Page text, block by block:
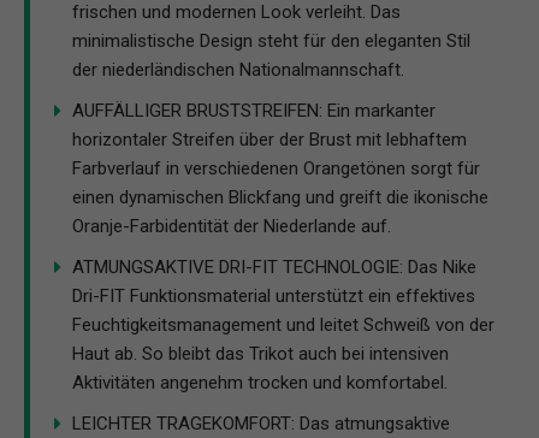
frischen und modernen Look verleiht. Das
minimalistische Design steht für den eleganten Stil
der niederländischen Nationalmannschaft.
AUFFÄLLIGER BRUSTSTREIFEN: Ein markanter
horizontaler Streifen über der Brust mit lebhaftem
Farbverlauf in verschiedenen Orangetönen sorgt für
einen dynamischen Blickfang und greift die ikonische
Oranje-Farbidentität der Niederlande auf.
ATMUNGSAKTIVE DRI-FIT TECHNOLOGIE: Das Nike
Dri-FIT Funktionsmaterial unterstützt ein effektives
Feuchtigkeitsmanagement und leitet Schweiß von der
Haut ab. So bleibt das Trikot auch bei intensiven
Aktivitäten angenehm trocken und komfortabel.
LEICHTER TRAGEKOMFORT: Das atmungsaktive